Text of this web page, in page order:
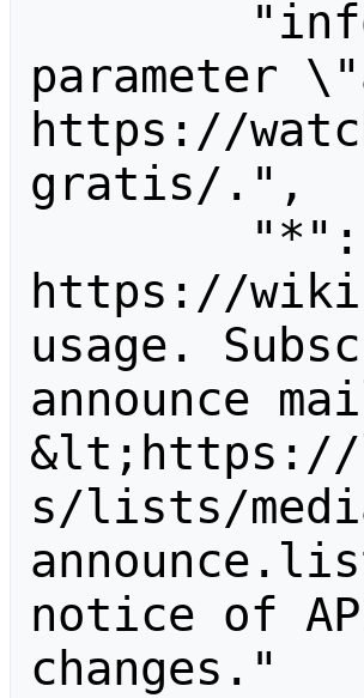
parameter
https://
gratis/.",
https://
usage.
announce
&lt;https://
s/lists/
notice of
changes."